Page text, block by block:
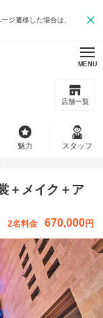
ジ遷移した場合は、
MENU
店舗一覧
魅力 スタッフ
＋メイク＋ア
2名料金 670,000円